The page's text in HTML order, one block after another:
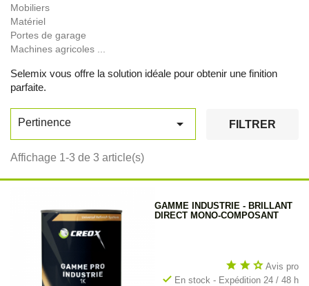
Mobiliers
Matériel
Portes de garage
Machines agricoles ...
Selemix vous offre la solution idéale pour obtenir une finition
parfaite.
Pertinence  FILTRER
Affichage 1-3 de 3 article(s)
GAMME INDUSTRIE - BRILLANT
DIRECT MONO-COMPOSANT
star star star_outline Avis pro
check En stock - Expédition 24 / 48 h